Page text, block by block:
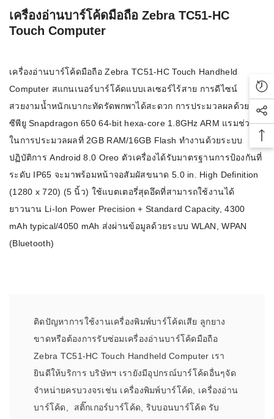
เครื่องอ่านบาร์โค้ดมือถือ Zebra TC51-HC
Touch Computer
เครื่องอ่านบาร์โค้ดมือถือ Zebra TC51-HC Touch Handheld
Computer สแกนเนอร์บาร์โค้ดแบบเลเซอร์ไร้สาย การดีไซน์
สวยงามน้ำหนักเบากะทัดรัดพกพาได้สะดวก การประมวลผลด้วย
ซีพียู Snapdragon 650 64-bit hexa-core 1.8GHz ARM แรมช่วย
ในการประมวลผลที่ 2GB RAM/16GB Flash ทำงานด้วยระบบ
ปฏิบัติการ Android 8.0 Oreo ตัวเครื่องได้รับมาตรฐานการป้องกันที่
ระดับ IP65 จะมาพร้อมหน้าจอสัมผัสขนาด 5.0 in. High Definition
(1280 x 720) (5 นิ้ว) ใช้แบตเตอรี่สุดอึดที่สามารถใช้งานได้
ยาวนาน Li-Ion Power Precision + Standard Capacity, 4300
mAh typical/4050 mAh ส่งผ่านข้อมูลด้วยระบบ WLAN, WPAN
(Bluetooth)
ติดปัญหาการใช้งานเครื่องพิมพ์บาร์โค้ดเสีย ลูกยาง
ขาดหรือต้องการรับซ่อมเครื่องอ่านบาร์โค้ดมือถือ
Zebra TC51-HC Touch Handheld Computer เรา
ยินดีให้บริการ บริษัทฯ เรายังมีอุปกรณ์บาร์โค้ดอื่นๆจัด
จำหน่ายครบวงจรเช่น เครื่องพิมพ์บาร์โค้ด, เครื่องอ่าน
บาร์โค้ด, สติ๊กเกอร์บาร์โค้ด, ริบบอนบาร์โค้ด รับ